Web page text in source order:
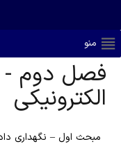
منو
فصل دوم -
الکترونیکی
مبحث اول – نگهداری